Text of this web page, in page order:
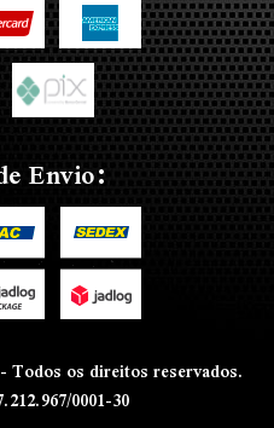
Envio:
os direitos reservados.
0001-30